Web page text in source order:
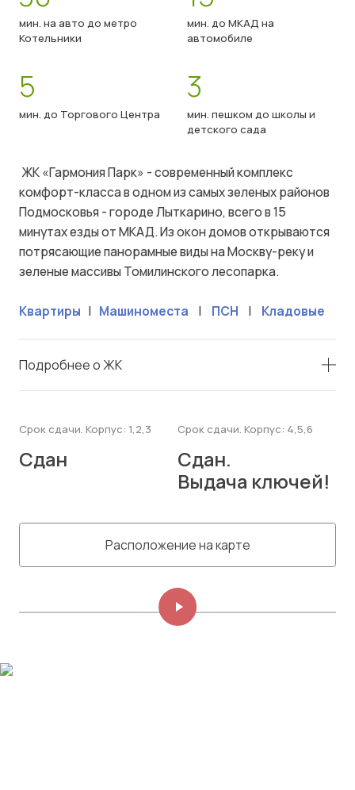
мин. на авто до метро
Котельники
мин. до МКАД на
автомобиле
5
мин. до Торгового Центра
3
мин. пешком до школы и
детского сада
ЖК «Гармония Парк» - современный комплекс
комфорт-класса в одном из самых зеленых районов
Подмосковья - городе Лыткарино, всего в 15
минутах езды от МКАД. Из окон домов открываются
потрясающие панорамные виды на Москву-реку и
зеленые массивы Томилинского лесопарка.
Квартиры | Машиноместа | ПСН | Кладовые
Подробнее о ЖК
Срок сдачи. Корпус: 1,2,3
Сдан
Срок сдачи. Корпус: 4,5,6
Сдан.
Выдача ключей!
Расположение на карте